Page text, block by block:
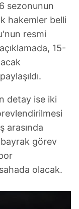
sezonunun
hakemler belli
resmi
15-
detay ise iki
arasında
görev
olacak.